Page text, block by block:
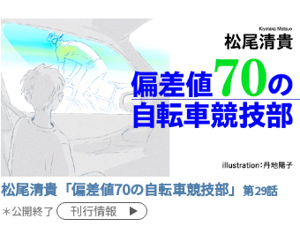
松尾清貴「偏差値70の自転車競技部」 第29話
＊公開終了 刊行情報